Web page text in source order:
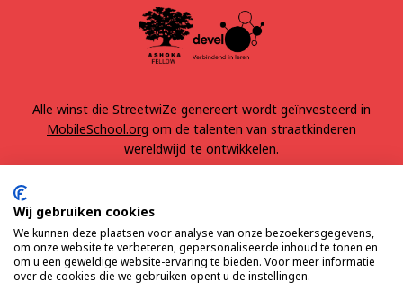
Alle winst die StreetwiZe genereert wordt geïnvesteerd in
MobileSchool.org om de talenten van straatkinderen
wereldwijd te ontwikkelen.
Algemene voorwaarden
Wij gebruiken cookies
We kunnen deze plaatsen voor analyse van onze bezoekersgegevens,
om onze website te verbeteren, gepersonaliseerde inhoud te tonen en
om u een geweldige website-ervaring te bieden. Voor meer informatie
over de cookies die we gebruiken opent u de instellingen.